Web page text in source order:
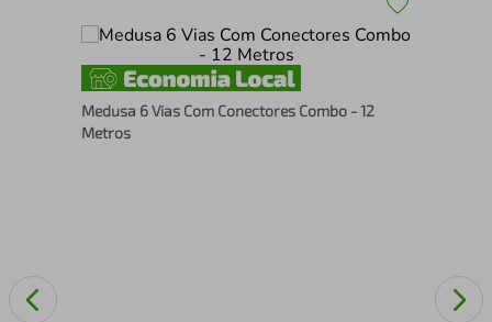
Medusa 6 Vias Com Conectores Combo - 12
Metros